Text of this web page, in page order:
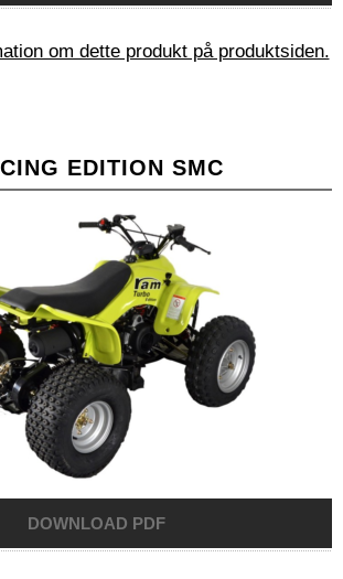
om dette produkt på produktsiden.
EDITION SMC